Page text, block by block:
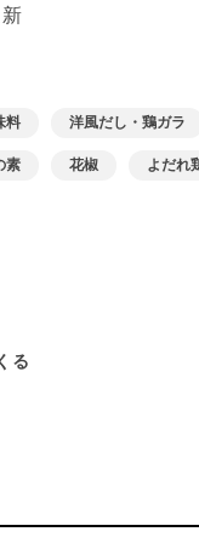
料 洋風だし・鶏ガラ
素 花椒 よだれ
る